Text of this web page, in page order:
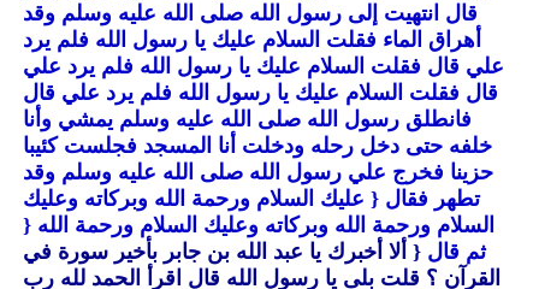
قال انتهيت إلى رسول الله صلى الله عليه وسلم وقد
أهراق الماء فقلت السلام عليك يا رسول الله فلم يرد
علي قال فقلت السلام عليك يا رسول الله فلم يرد علي
قال فقلت السلام عليك يا رسول الله فلم يرد علي قال
فانطلق رسول الله صلى الله عليه وسلم يمشي وأنا
خلفه حتى دخل رحله ودخلت أنا المسجد فجلست كئيبا
حزينا فخرج علي رسول الله صلى الله عليه وسلم وقد
تطهر فقال { عليك السلام ورحمة الله وبركاته وعليك
السلام ورحمة الله وبركاته وعليك السلام ورحمة الله {
ثم قال { ألا أخبرك يا عبد الله بن جابر بأخير سورة في
القرآن ؟ قلت بلى يا رسول الله قال اقرأ الحمد لله رب